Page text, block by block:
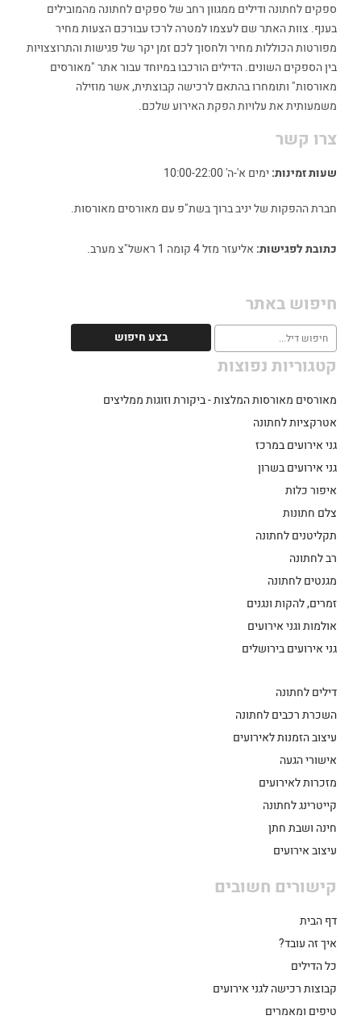
ספקים לחתונה ודילים ממגוון רחב של ספקים לחתונה מהמובילים
בענף. צוות האתר שם לעצמו למטרה לרכז עבורכם הצעות מחיר
מפורטות הכוללות מחיר ולחסוך לכם זמן יקר של פגישות והתרוצצויות
בין הספקים השונים. הדילים הורכבו במיוחד עבור אתר "מאורסים
מאורסות" ותומחרו בהתאם לרכישה קבוצתית, אשר מוזילה
משמעותית את עלויות הפקת האירוע שלכם.
צרו קשר
שעות זמינות: ימים א'-ה' 10:00-22:00
חברת ההפקות של יניב ברוך בשת"פ עם מאורסים מאורסות.
כתובת לפגישות: אליעזר מזל 4 קומה 1 ראשל"צ מערב.
חיפוש באתר
קטגוריות נפוצות
מאורסים מאורסות המלצות - ביקורת וזוגות ממליצים
אטרקציות לחתונה
גני אירועים במרכז
גני אירועים בשרון
איפור כלות
צלם חתונות
תקליטנים לחתונה
רב לחתונה
מגנטים לחתונה
זמרים, להקות ונגנים
אולמות וגני אירועים
גני אירועים בירושלים
דילים לחתונה
השכרת רכבים לחתונה
עיצוב הזמנות לאירועים
אישורי הגעה
מזכרות לאירועים
קייטרינג לחתונה
חינה ושבת חתן
עיצוב אירועים
קישורים חשובים
דף הבית
איך זה עובד?
כל הדילים
קבוצות רכישה לגני אירועים
טיפים ומאמרים